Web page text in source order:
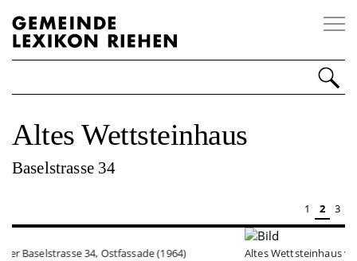
Personen
Orte
Organisationen
Altes Wettsteinhaus
Baselstrasse 34
1 2 3
Altes Wettsteinhaus vom Kirchvorplatz aus (1934)